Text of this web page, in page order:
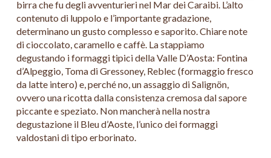
birra che fu degli avventurieri nel Mar dei Caraibi. L’alto
contenuto di luppolo e l’importante gradazione,
determinano un gusto complesso e saporito. Chiare note
di cioccolato, caramello e caffè. La stappiamo
degustando i formaggi tipici della Valle D’Aosta: Fontina
d’Alpeggio, Toma di Gressoney, Reblec (formaggio fresco
da latte intero) e, perché no, un assaggio di Salignön,
ovvero una ricotta dalla consistenza cremosa dal sapore
piccante e speziato. Non mancherà nella nostra
degustazione il Bleu d’Aoste, l’unico dei formaggi
valdostani di tipo erborinato.